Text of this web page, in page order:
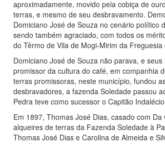
aproximadamente, movido pela cobiça de
terras, e mesmo de seu desbravamento.
Domiciano José de Souza no cenário político
sendo também agraciado, com todos os
do Têrmo de Vila de Mogi-Mirim da Freguesia
Domiciano José de Souza não parava, e
promissor da cultura do café, em companhia
terras promissoras, neste município, fundou
desbravadores, a fazenda Soledade passou
Pedra teve como sucessor o Capitão
Em 1897, Thomas José Dias, casado com
alqueires de terras da Fazenda Soledade à
Thomas José Dias e Carolina de Almeida e